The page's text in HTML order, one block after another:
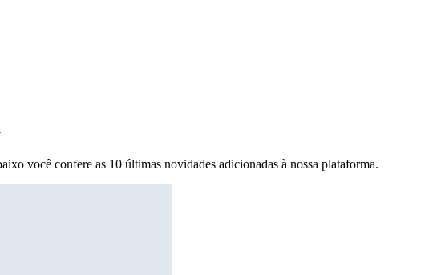
você confere as 10 últimas novidades adicionadas à nossa plataforma.